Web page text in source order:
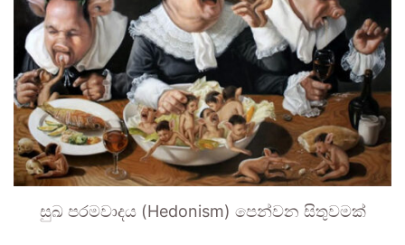
සුඛ පරමවාදය (Hedonism) පෙන්වන සිතුවමක්